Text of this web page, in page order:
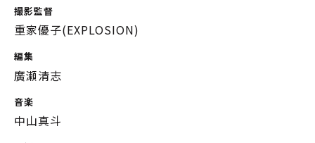
撮影監督
重家優子(EXPLOSION)
編集
廣瀬清志
音楽
中山真斗